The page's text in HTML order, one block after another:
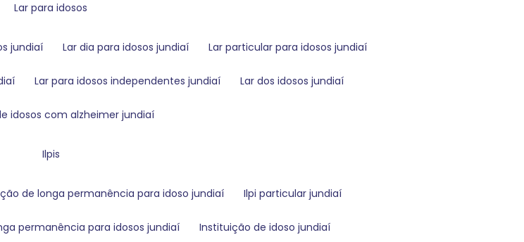
lar para idosos
jundiaí lar dia para idosos jundiaí lar particular para idosos jundiaí
lar para idosos independentes jundiaí lar dos idosos jundiaí
idosos com alzheimer jundiaí
ilpis
de longa permanência para idoso jundiaí ilpi particular jundiaí
permanência para idosos jundiaí instituição de idoso jundiaí